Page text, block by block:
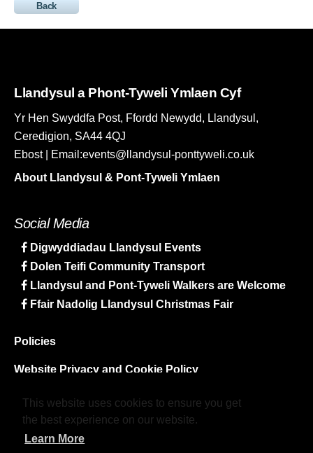
This website uses cookies to ensure you get
the best experience on our website.
Learn More
Back
Llandysul a Phont-Tyweli Ymlaen Cyf
Yr Hen Swyddfa Post, Ffordd Newydd, Llandysul,
Ceredigion, SA44 4QJ
Ebost | Email:events@llandysul-ponttyweli.co.uk
About Llandysul & Pont-Tyweli Ymlaen
Social Media
Digwyddiadau Llandysul Events
Dolen Teifi Community Transport
Llandysul and Pont-Tyweli Walkers are Welcome
Ffair Nadolig Llandysul Christmas Fair
Policies
Website Privacy and Cookie Policy
Sitemap